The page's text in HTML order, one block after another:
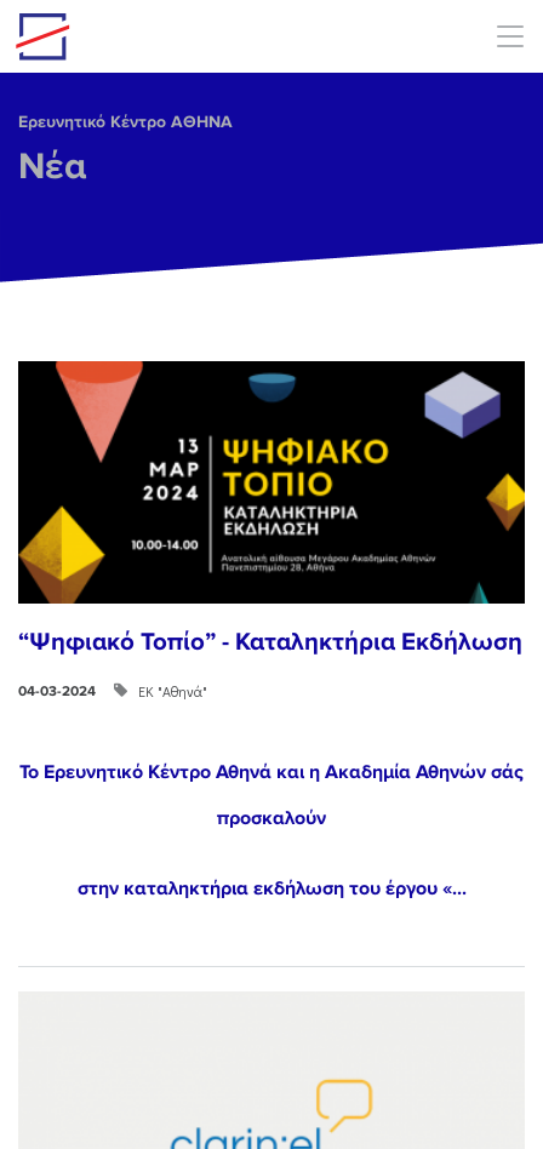
Skip to main content
Ερευνητικό Κέντρο ΑΘΗΝΑ
Νέα
“Ψηφιακό Τοπίο” - Καταληκτήρια Εκδήλωση
04-03-2024 ΕΚ "Αθηνά"
Το Ερευνητικό Κέντρο Αθηνά και η Ακαδημία Αθηνών σάς
προσκαλούν
στην καταληκτήρια εκδήλωση του έργου «...